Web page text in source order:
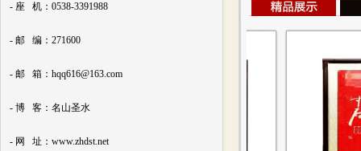
- 座 机：0538-3391988
- 邮 编：271600
- 邮 箱：hqq616@163.com
- 博 客：名山圣水
- 网 址：www.zhdst.net